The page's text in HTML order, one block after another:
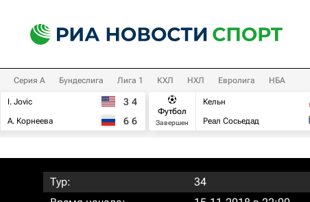
Серия А Бундеслига Лига 1 КХЛ НХЛ Евролига НБА
I. Jovic
А. Корнеева
3 4
6 6
Футбол
Завершен
Кельн
Реал Сосьедад
Тур:
34